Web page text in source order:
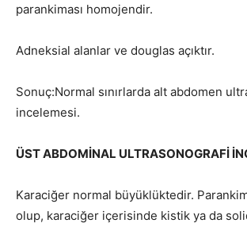
parankiması homojendir.
Adneksial alanlar ve douglas açıktır.
Sonuç:Normal sınırlarda alt abdomen
incelemesi.
ÜST ABDOMİNAL ULTRASONOGRAFİ
Karaciğer normal büyüklüktedir.
olup, karaciğer içerisinde kistik ya da